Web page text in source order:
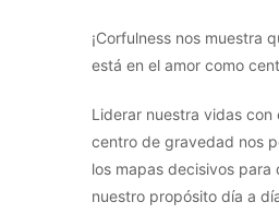
¡Corfulness nos muestra
está en el amor como
Liderar nuestra vidas con
centro de gravedad nos
los mapas decisivos para
nuestro propósito día a